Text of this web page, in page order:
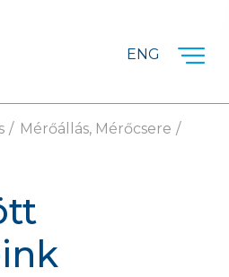
ENG
Mérőállás, Mérőcsere